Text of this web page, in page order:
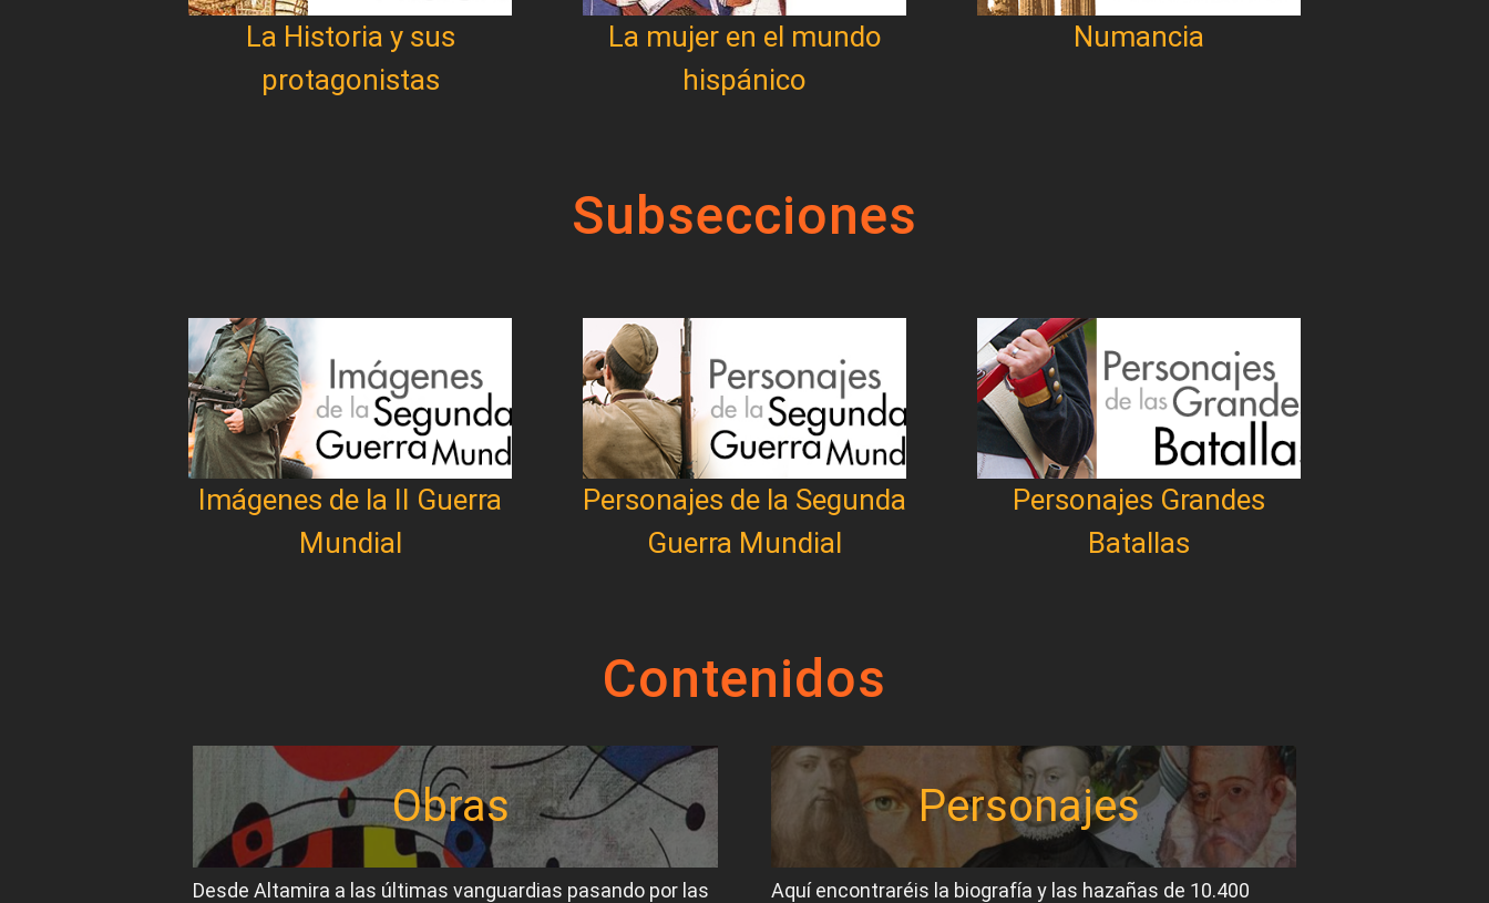
La Historia y sus
protagonistas
La mujer en el mundo
hispánico
Numancia
Subsecciones
Imágenes de la II Guerra
Mundial
Personajes de la Segunda
Guerra Mundial
Personajes Grandes
Batallas
Contenidos
Obras
Desde Altamira a las últimas vanguardias pasando por las
Personajes
Aquí encontraréis la biografía y las hazañas de 10.400